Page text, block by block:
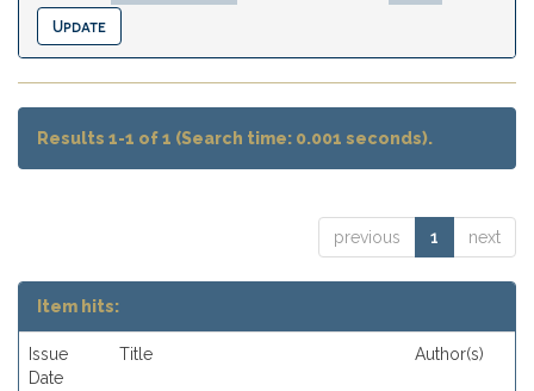
Results 1-1 of 1 (Search time: 0.001 seconds).
previous 1 next
Item hits:
Issue
Date
Title Author(s)